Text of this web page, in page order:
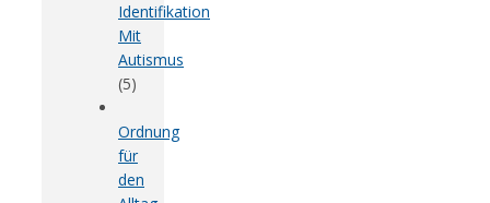
Identifikation
Mit
Autismus
(5)
Ordnung
für
den